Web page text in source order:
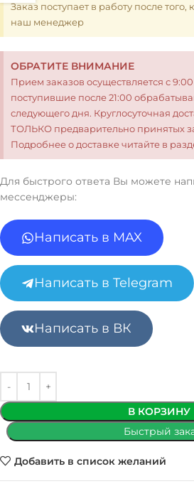
Заказ поступает в работу после
наш менеджер
ОБРАТИТЕ ВНИМАНИЕ
Прием заказов осуществляется с
поступившие после 21:00
следующего дня. Круглосуточная
ТОЛЬКО предварительно принятых
Подробнее о доставке читайте в
Для быстрого ответа Вы можете
мессенджеры:
Написать в MAX
Написать в Telegram
Написать в ВК
В КОРЗИНУ
Быстрый
Добавить в список желаний